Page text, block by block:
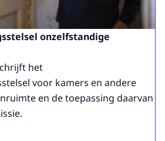
onzelfstandige
het
voor kamers en andere
en de toepassing daarvan